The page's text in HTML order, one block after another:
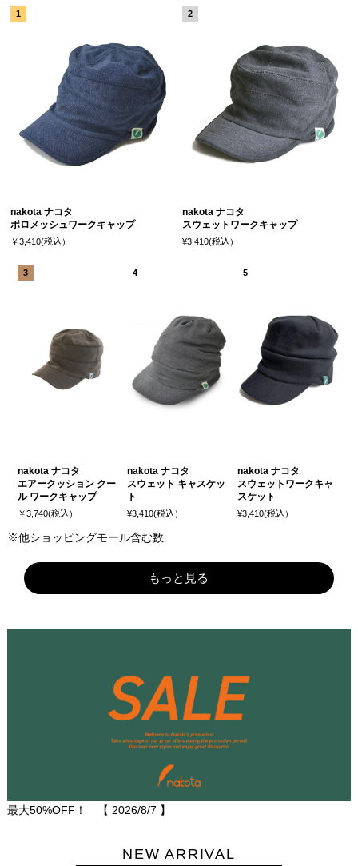
nakota ナコタ
ポロメッシュワークキャップ
￥3,410(税込）
nakota ナコタ
スウェットワークキャップ
¥3,410(税込）
nakota ナコタ
エアークッション クー
ル ワークキャップ
￥3,740(税込）
nakota ナコタ
スウェット キャスケッ
ト
¥3,410(税込）
nakota ナコタ
スウェットワークキャ
スケット
¥3,410(税込）
※他ショッピングモール含む数
もっと見る
最大50%OFF！ 【 2026/8/7 】
NEW ARRIVAL